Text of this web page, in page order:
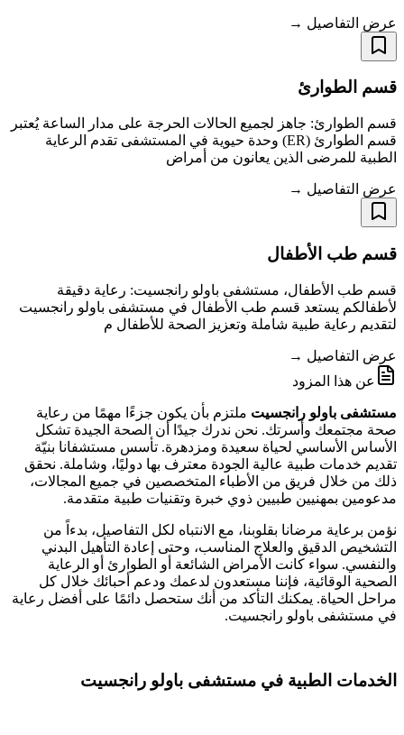
عرض التفاصيل →
قسم الطوارئ
قسم الطوارئ: جاهز لجميع الحالات الحرجة على مدار الساعة يُعتبر
قسم الطوارئ (ER) وحدة حيوية في المستشفى تقدم الرعاية
الطبية للمرضى الذين يعانون من أمراض
عرض التفاصيل →
قسم طب الأطفال
قسم طب الأطفال، مستشفى باولو رانجسيت: رعاية دقيقة
لأطفالكم يستعد قسم طب الأطفال في مستشفى باولو رانجسيت
لتقديم رعاية طبية شاملة وتعزيز الصحة للأطفال م
عرض التفاصيل →
عن هذا المزود
مستشفى باولو رانجسيت ملتزم بأن يكون جزءًا مهمًا من رعاية
صحة مجتمعك وأسرتك. نحن ندرك جيدًا أن الصحة الجيدة تشكل
الأساس الأساسي لحياة سعيدة ومزدهرة. تأسس مستشفانا بنيّة
تقديم خدمات طبية عالية الجودة معترف بها دوليًا، وشاملة. نحقق
ذلك من خلال فريق من الأطباء المتخصصين في جميع المجالات،
مدعومين بمهنيين طبيين ذوي خبرة وتقنيات طبية متقدمة.
نؤمن برعاية مرضانا بقلوبنا، مع الانتباه لكل التفاصيل، بدءاً من
التشخيص الدقيق والعلاج المناسب، وحتى إعادة التأهيل البدني
والنفسي. سواء كانت الأمراض الشائعة أو الطوارئ أو الرعاية
الصحية الوقائية، فإننا مستعدون لدعمك ودعم أحبائك خلال كل
مراحل الحياة. يمكنك التأكد من أنك ستحصل دائمًا على أفضل رعاية
في مستشفى باولو رانجسيت.
الخدمات الطبية في مستشفى باولو رانجسيت